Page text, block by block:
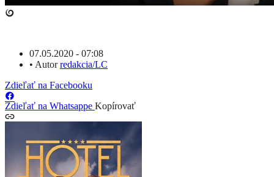
07.05.2020 - 07:08
• Autorredakcia/LC
Zdieľať na Facebooku
Zdieľať na Whatsappe Kopírovať